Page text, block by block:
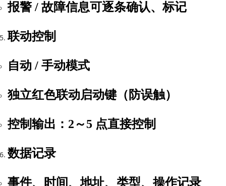
报警 / 故障信息可逐条确认、标记
联动控制
自动 / 手动模式
独立红色联动启动键（防误触）
控制输出： 2～5 点直接控制
数据记录
事件、时间、地址、类型、操作记录